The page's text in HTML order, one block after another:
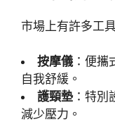
市場上有許多工
按摩儀：便攜
自我舒緩。
護頸墊 ：特別
減少壓力。